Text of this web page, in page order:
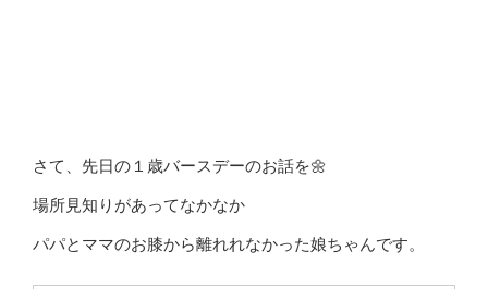
さて、先日の１歳バースデーのお話を🌼
場所見知りがあってなかなか
パパとママのお膝から離れれなかった娘ちゃんです。